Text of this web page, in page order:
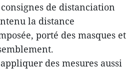
de distanciation
la distance
porté des masques et
des mesures aussi